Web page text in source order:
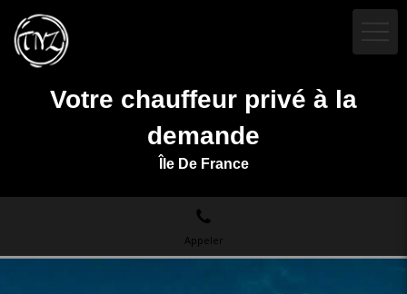
Votre chauffeur privé à la
demande
Île De France
Appeler